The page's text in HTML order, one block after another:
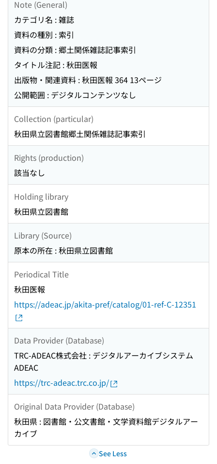
Note (General)
カテゴリ名 : 雑誌
資料の種別 : 索引
資料の分類 : 郷土関係雑誌記事索引
タイトル注記 : 秋田医報
出版物・関連資料 : 秋田医報 364 13ページ
公開範囲 : デジタルコンテンツなし
Collection (particular)
秋田県立図書館郷土関係雑誌記事索引
Rights (production)
該当なし
Holding library
秋田県立図書館
Library (Source)
原本の所在 : 秋田県立図書館
Periodical Title
秋田医報
https://adeac.jp/akita-pref/catalog/01-ref-C-12351
Data Provider (Database)
TRC-ADEAC株式会社 : デジタルアーカイブシステム
ADEAC
https://trc-adeac.trc.co.jp/
Original Data Provider (Database)
秋田県 : 図書館・公文書館・文学資料館デジタルアー
カイブ
See Less